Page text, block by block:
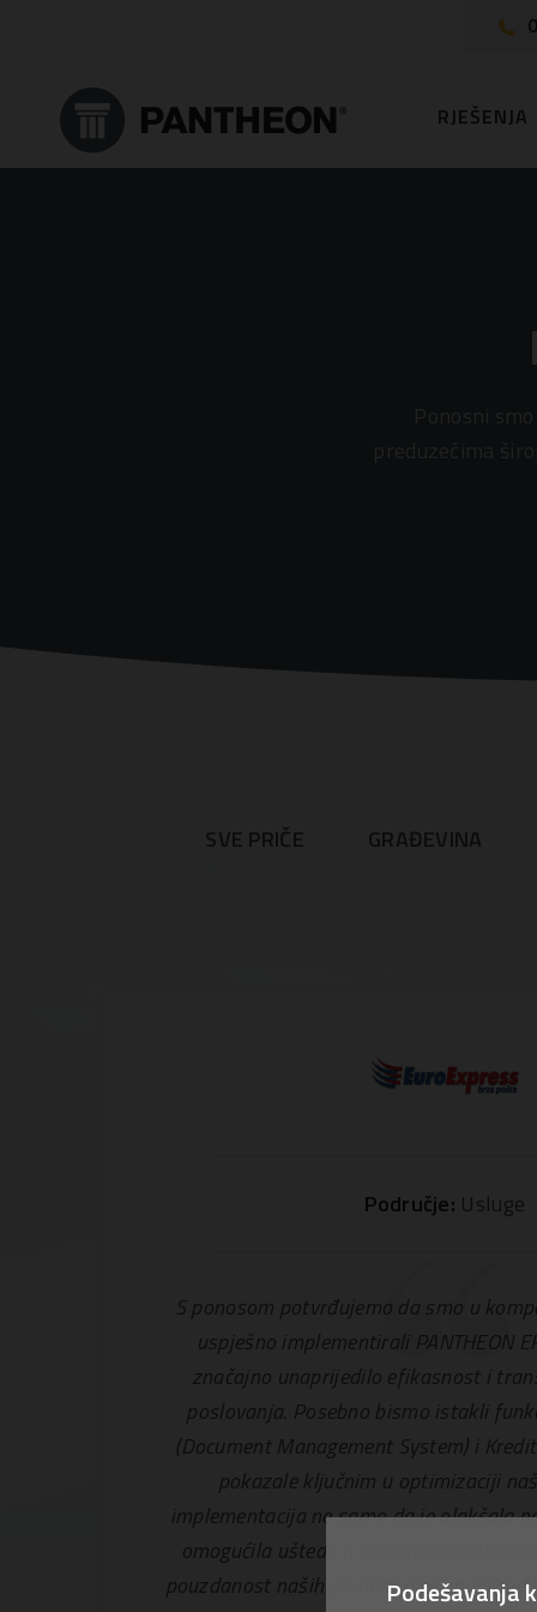
RJEŠENJA
SVE PRIČE GRAĐEVINA
Područje: Usluge
S ponosom potvrđujemo da smo u
uspješno implementirali PANTHEON
značajno unaprijedilo efikasnost i
poslovanja. Posebno bismo istakli
(Document Management System) i
pokazale ključnim u optimizaciji
implementacija ne samo da je olakšala
omogućila uštede u vremenu i
pouzdanost naših podataka tePodešavanja